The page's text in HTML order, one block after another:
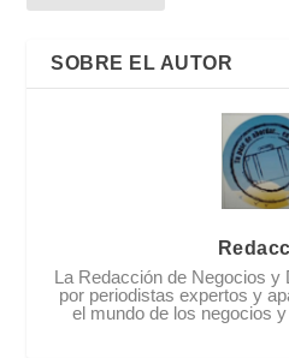
SOBRE EL AUTOR
La Redacción de Negocios
por periodistas expertos y
el mundo de los negocios